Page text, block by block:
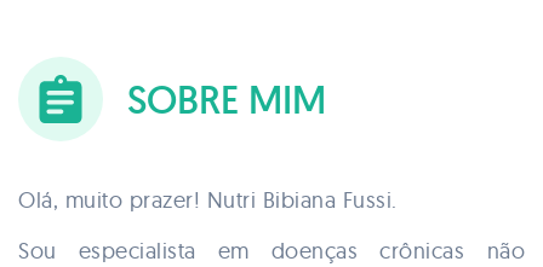
SOBRE MIM
Olá, muito prazer! Nutri Bibiana Fussi.
Sou especialista em doenças crônicas não